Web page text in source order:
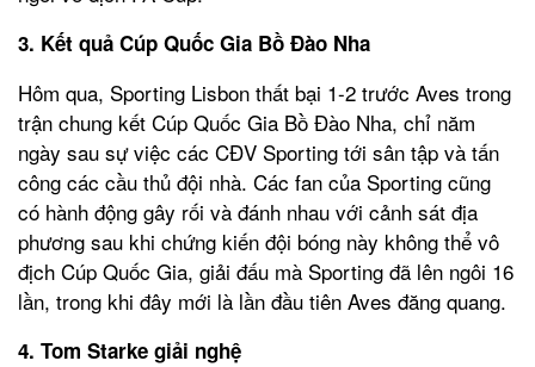
3. Kết quả Cúp Quốc Gia Bồ Đào Nha
Hôm qua, Sporting Lisbon thất bại 1-2 trước Aves trong
trận chung kết Cúp Quốc Gia Bồ Đào Nha, chỉ năm
ngày sau sự việc các CĐV Sporting tới sân tập và tấn
công các cầu thủ đội nhà. Các fan của Sporting cũng
có hành động gây rối và đánh nhau với cảnh sát địa
phương sau khi chứng kiến đội bóng này không thể vô
địch Cúp Quốc Gia, giải đấu mà Sporting đã lên ngôi 16
lần, trong khi đây mới là lần đầu tiên Aves đăng quang.
4. Tom Starke giải nghệ